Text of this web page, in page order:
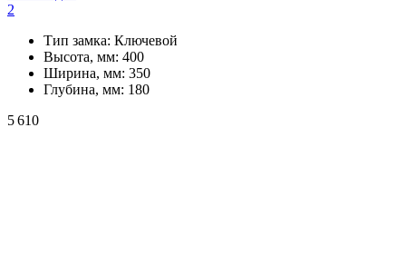
2
Тип замка: Ключевой
Высота, мм: 400
Ширина, мм: 350
Глубина, мм: 180
5 610